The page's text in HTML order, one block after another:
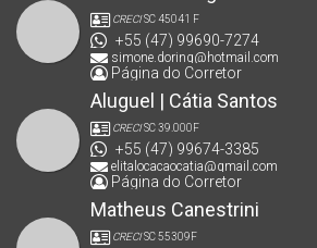
CRECISC 45041 F
+55 (47) 99690-7274
simone.doring@hotmail.com
Página do Corretor
Aluguel | Cátia Santos
CRECISC 39.000F
+55 (47) 99674-3385
elitalocacaocatia@gmail.com
Página do Corretor
Matheus Canestrini
CRECISC 55309F